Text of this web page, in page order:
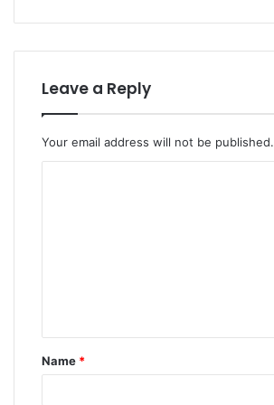
Leave a Reply
Your email address will not be published.
t
*
Name *